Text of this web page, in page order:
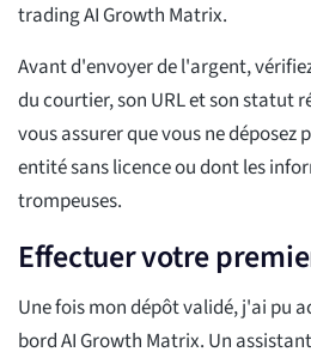
trading AI Growth Matrix.
Avant d'envoyer de l'argent,
du courtier, son URL et son statut
vous assurer que vous ne
entité sans licence ou dont les
trompeuses.
Effectuer votre
Une fois mon dépôt validé, j'ai pu
bord AI Growth Matrix. Un